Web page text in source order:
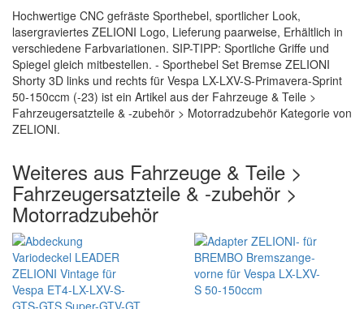
Hochwertige CNC gefräste Sporthebel, sportlicher Look,
lasergraviertes ZELIONI Logo, Lieferung paarweise, Erhältlich in
verschiedene Farbvariationen. SIP-TIPP: Sportliche Griffe und
Spiegel gleich mitbestellen. - Sporthebel Set Bremse ZELIONI
Shorty 3D links und rechts für Vespa LX-LXV-S-Primavera-Sprint
50-150ccm (-23) ist ein Artikel aus der Fahrzeuge & Teile >
Fahrzeugersatzteile & -zubehör > Motorradzubehör Kategorie von
ZELIONI.
Weiteres aus Fahrzeuge & Teile >
Fahrzeugersatzteile & -zubehör >
Motorradzubehör